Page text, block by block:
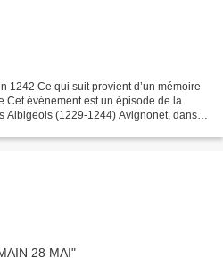
1242 Ce qui suit provient d’un mémoire
Cet événement est un épisode de la
Albigeois (1229-1244) Avignonet, dans le